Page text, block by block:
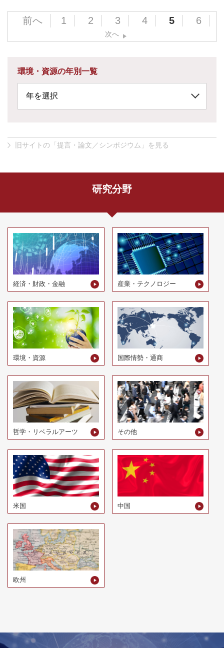
前へ 1 2 3 4 5 6
次へ
環境・資源の年別一覧
旧サイトの「提言・論文／シンポジウム」を見る
研究分野
経済・財政・金融 産業・テクノロジー
環境・資源 国際情勢・通商
哲学・リベラルアーツ その他
米国 中国
欧州